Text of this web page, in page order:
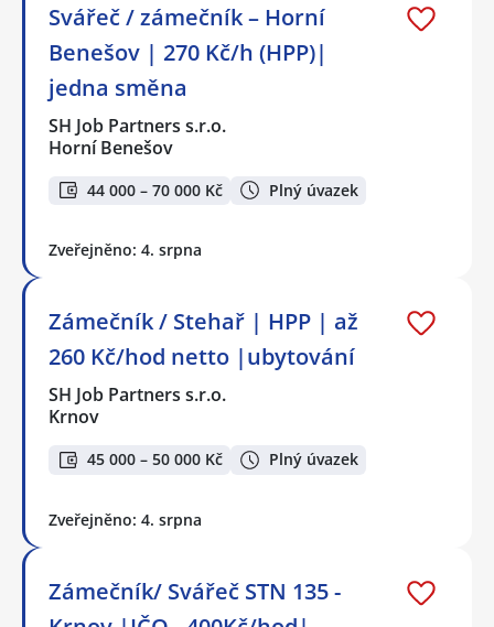
Svářeč / zámečník – Horní
Benešov | 270 Kč/h (HPP)|
jedna směna
SH Job Partners s.r.o.
Horní Benešov
44 000 – 70 000 Kč Plný úvazek
Zveřejněno: 4. srpna
Zámečník / Stehař | HPP | až
260 Kč/hod netto |ubytování
SH Job Partners s.r.o.
Krnov
45 000 – 50 000 Kč Plný úvazek
Zveřejněno: 4. srpna
Zámečník/ Svářeč STN 135 -